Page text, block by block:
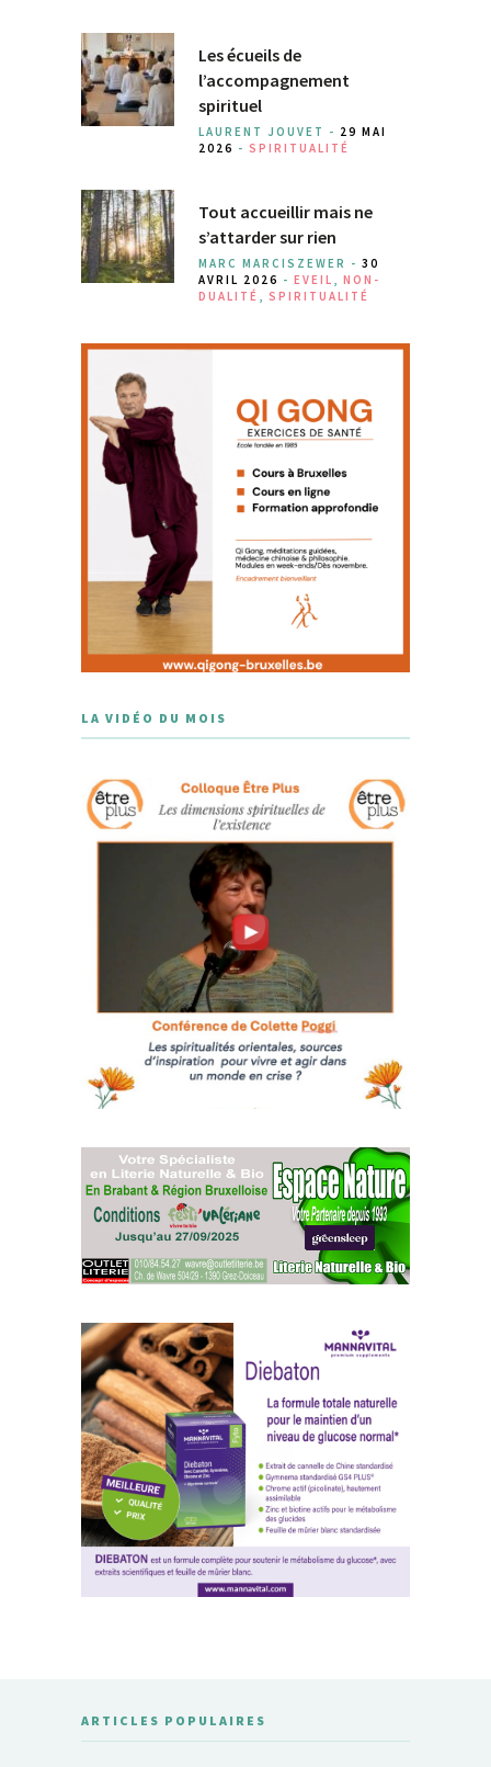
Les écueils de
l’accompagnement
spirituel
LAURENT JOUVET - 29 MAI
2026 - SPIRITUALITÉ
Tout accueillir mais ne
s’attarder sur rien
MARC MARCISZEWER - 30
AVRIL 2026 - EVEIL , NON-
DUALITÉ , SPIRITUALITÉ
LA VIDÉO DU MOIS
ARTICLES POPULAIRES